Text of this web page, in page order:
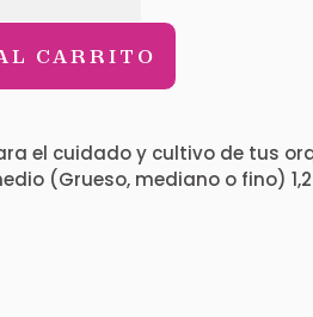
CARRITO
el cuidado y cultivo de tus
(Grueso, mediano o fino)